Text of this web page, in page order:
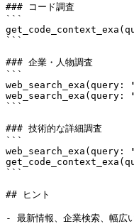
### コード調査
```
```
### 企業・人物調査
```
```
### 技術的な詳細調査
```
web_search_exa(query:
```
## ヒント
- 最新情報、企業検索、幅